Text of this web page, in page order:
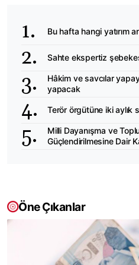
Bu hafta hangi yatırım
Sahte ekspertiz
Hâkim ve savcılar
yapacak
Terör örgütüne iki aylık
Milli Dayanışma ve
Güçlendirilmesine Dair
Öne Çıkanlar